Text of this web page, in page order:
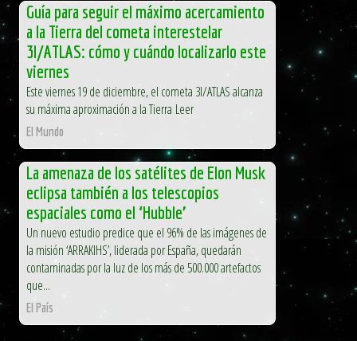
Guía para seguir el máximo acercamiento
a la Tierra del cometa interestelar
3I/ATLAS: cómo y cuándo localizarlo este
viernes
Este viernes 19 de diciembre, el cometa 3I/ATLAS alcanza
su máxima aproximación a la Tierra Leer
El Mundo
La amenaza de los satélites de Elon Musk
eclipsa también a los telescopios
espaciales como el ‘Hubble’
Un nuevo estudio predice que el 96% de las imágenes de
la misión ‘ARRAKIHS’, liderada por España, quedarán
contaminadas por la luz de los más de 500.000 artefactos
que...
El País